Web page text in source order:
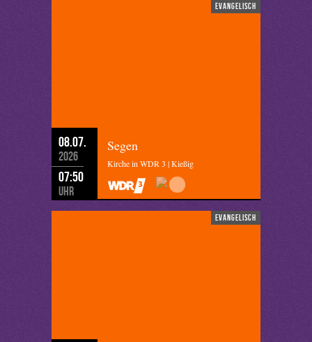
evangelisch
08.07.
2026
07:50
Uhr
Segen
Kirche in WDR 3 | Kießig
evangelisch